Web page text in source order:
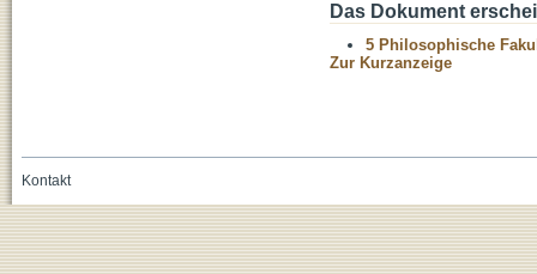
Das Dokument
5 Philosophische
Zur Kurzanzeige
Kontakt